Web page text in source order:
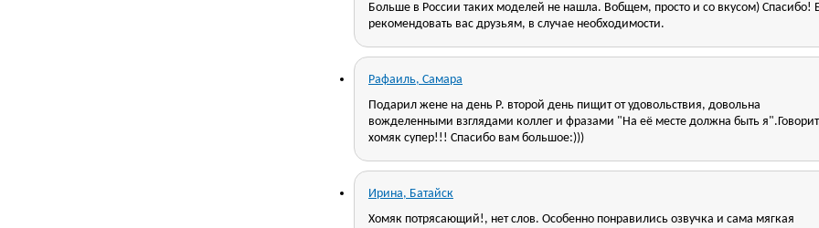
Больше в России таких моделей не нашла. Вобщем, просто и со вкусом) Спасибо!
рекомендовать вас друзьям, в случае необходимости.
Рафаиль, Самара
Подарил жене на день Р. второй день пищит от удовольствия, довольна
вожделенными взглядами коллег и фразами "На её месте должна быть
хомяк супер!!! Спасибо вам большое:)))
Ирина, Батайск
Хомяк потрясающий!, нет слов. Особенно понравились озвучка и сама мягкая